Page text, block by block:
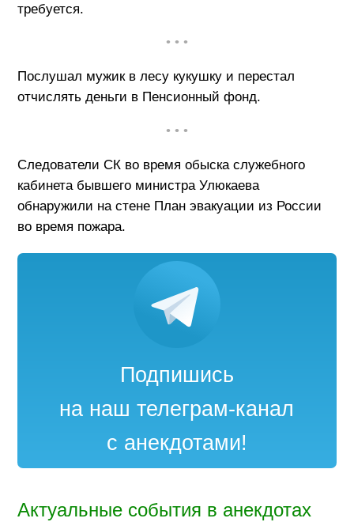
требуется.
• • •
Послушал мужик в лесу кукушку и перестал
отчислять деньги в Пенсионный фонд.
• • •
Следователи СК во время обыска служебного
кабинета бывшего министра Улюкаева
обнаружили на стене План эвакуации из России
во время пожара.
Подпишись
на наш телеграм-канал
с анекдотами!
Актуальные события в анекдотах